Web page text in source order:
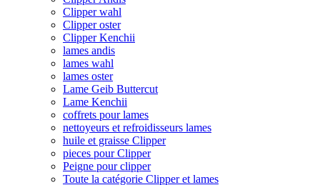
Clipper wahl
Clipper oster
Clipper Kenchii
lames andis
lames wahl
lames oster
Lame Geib Buttercut
Lame Kenchii
coffrets pour lames
nettoyeurs et refroidisseurs lames
huile et graisse Clipper
pieces pour Clipper
Peigne pour clipper
Toute la catégorie Clipper et lames